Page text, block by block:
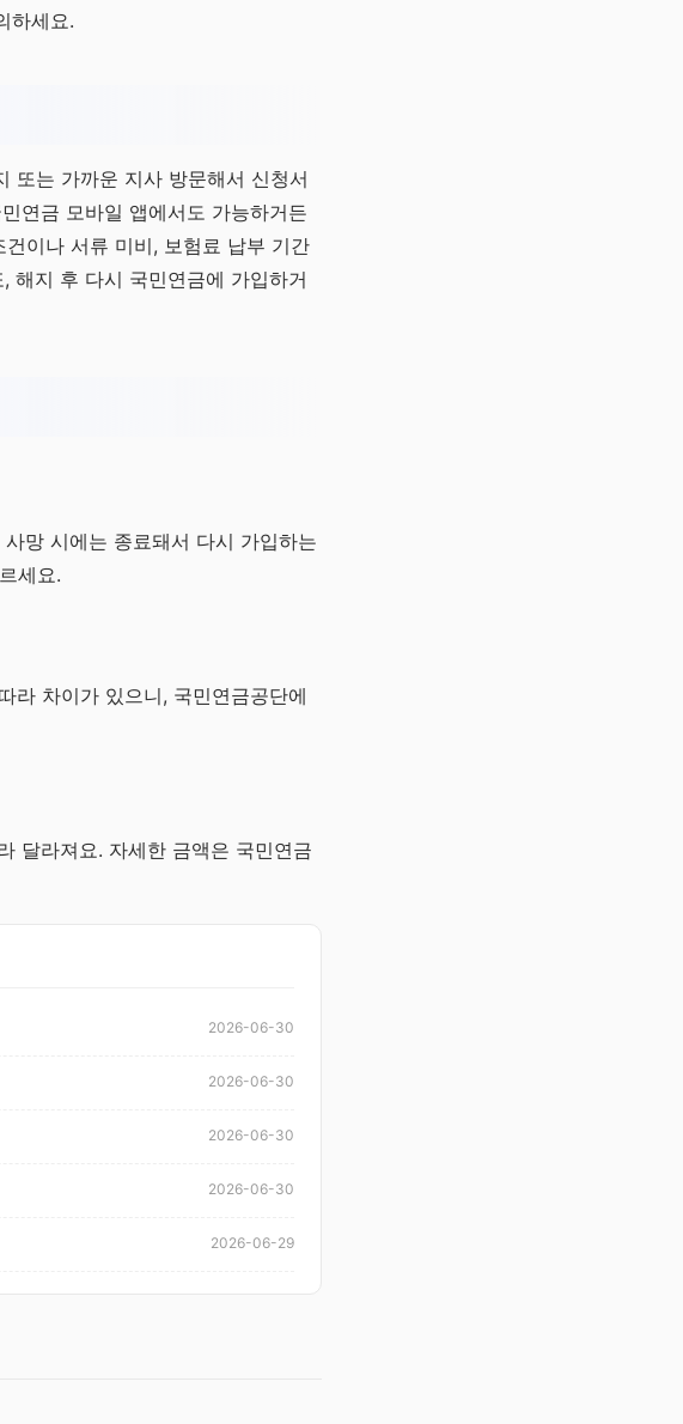
하세요.
또는 가까운 지사 방문해서 신청서
연금 모바일 앱에서도 가능하거든
이나 서류 미비, 보험료 납부 기간
해지 후 다시 국민연금에 가입하거
망 시에는 종료돼서 다시 가입하는
세요.
라 차이가 있으니, 국민연금공단에
달라져요. 자세한 금액은 국민연금
2026-06-30
2026-06-30
2026-06-30
2026-06-30
2026-06-29